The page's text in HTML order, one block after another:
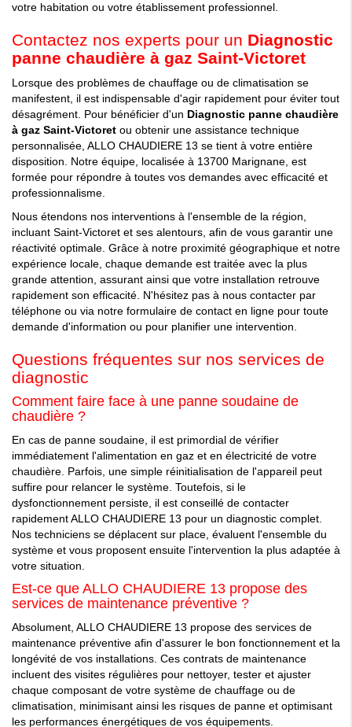
votre habitation ou votre établissement professionnel.
Contactez nos experts pour un Diagnostic
panne chaudière à gaz Saint-Victoret
Lorsque des problèmes de chauffage ou de climatisation se
manifestent, il est indispensable d'agir rapidement pour éviter tout
désagrément. Pour bénéficier d'un Diagnostic panne chaudière
à gaz Saint-Victoret ou obtenir une assistance technique
personnalisée, ALLO CHAUDIERE 13 se tient à votre entière
disposition. Notre équipe, localisée à 13700 Marignane, est
formée pour répondre à toutes vos demandes avec efficacité et
professionnalisme.
Nous étendons nos interventions à l'ensemble de la région,
incluant Saint-Victoret et ses alentours, afin de vous garantir une
réactivité optimale. Grâce à notre proximité géographique et notre
expérience locale, chaque demande est traitée avec la plus
grande attention, assurant ainsi que votre installation retrouve
rapidement son efficacité. N'hésitez pas à nous contacter par
téléphone ou via notre formulaire de contact en ligne pour toute
demande d'information ou pour planifier une intervention.
Questions fréquentes sur nos services de
diagnostic
Comment faire face à une panne soudaine de
chaudière ?
En cas de panne soudaine, il est primordial de vérifier
immédiatement l'alimentation en gaz et en électricité de votre
chaudière. Parfois, une simple réinitialisation de l'appareil peut
suffire pour relancer le système. Toutefois, si le
dysfonctionnement persiste, il est conseillé de contacter
rapidement ALLO CHAUDIERE 13 pour un diagnostic complet.
Nos techniciens se déplacent sur place, évaluent l'ensemble du
système et vous proposent ensuite l'intervention la plus adaptée à
votre situation.
Est-ce que ALLO CHAUDIERE 13 propose des
services de maintenance préventive ?
Absolument, ALLO CHAUDIERE 13 propose des services de
maintenance préventive afin d'assurer le bon fonctionnement et la
longévité de vos installations. Ces contrats de maintenance
incluent des visites régulières pour nettoyer, tester et ajuster
chaque composant de votre système de chauffage ou de
climatisation, minimisant ainsi les risques de panne et optimisant
les performances énergétiques de vos équipements.